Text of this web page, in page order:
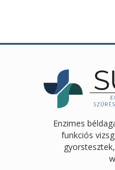
Enzimes
funkciós